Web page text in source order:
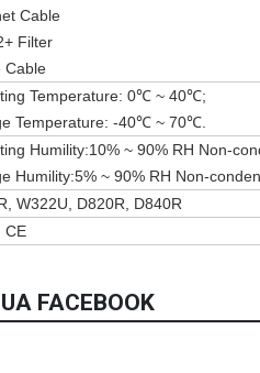
Cable
Filter
Cable
Temperature: 0℃ ~ 40℃;
Temperature: -40℃ ~ 70℃.
Humility:10% ~ 90% RH Non-
Humility:5% ~ 90% RH Non-
W322U, D820R, D840R
CE
FACEBOOK